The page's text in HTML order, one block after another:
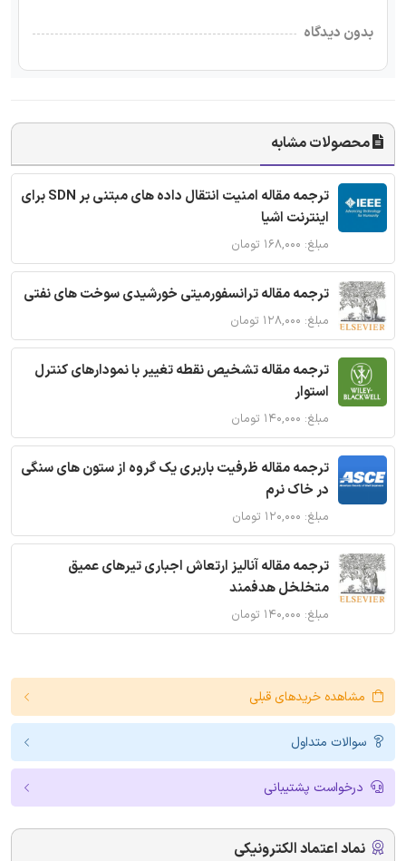
بدون دیدگاه
محصولات مشابه
ترجمه مقاله امنیت انتقال داده های مبتنی بر SDN برای
اینترنت اشیا
مبلغ: ۱۶۸,۰۰۰ تومان
ترجمه مقاله ترانسفورمیتی خورشیدی سوخت های نفتی
مبلغ: ۱۲۸,۰۰۰ تومان
ترجمه مقاله تشخیص نقطه تغییر با نمودارهای کنترل
استوار
مبلغ: ۱۴۰,۰۰۰ تومان
ترجمه مقاله ظرفیت باربری یک گروه از ستون های سنگی
در خاک نرم
مبلغ: ۱۲۰,۰۰۰ تومان
ترجمه مقاله آنالیز ارتعاش اجباری تیرهای عمیق
متخلخل هدفمند
مبلغ: ۱۴۰,۰۰۰ تومان
مشاهده خریدهای قبلی
سوالات متداول
درخواست پشتیبانی
نماد اعتماد الکترونیکی